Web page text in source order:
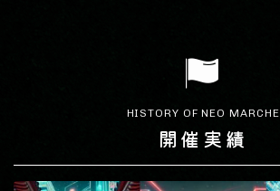
HISTORY OF NEO MARCHE
開催実績